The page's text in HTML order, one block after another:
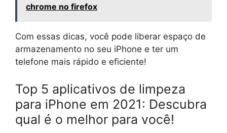
chrome no firefox
Com essas dicas, você pode liberar espaço de
armazenamento no seu iPhone e ter um
telefone mais rápido e eficiente!
Top 5 aplicativos de limpeza
para iPhone em 2021: Descubra
qual é o melhor para você!